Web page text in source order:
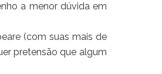
a menor dúvida em
(com suas mais de
pretensão que algum